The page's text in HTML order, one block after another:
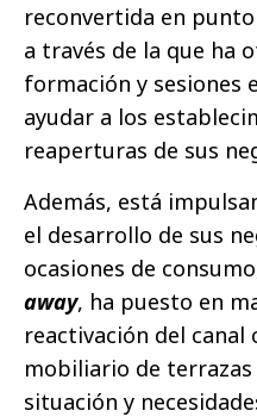
reconvertida en
a través de la que ha
formación y sesiones
ayudar a los
reaperturas de sus
Además, está
el desarrollo de sus
ocasiones de
away, ha puesto en
reactivación del canal
mobiliario de
situación y